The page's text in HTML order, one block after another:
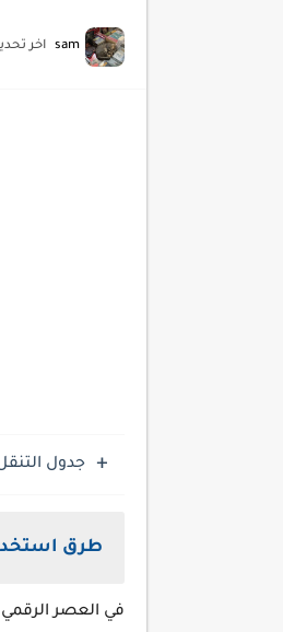
sam اخر
جدول
طرق
في العصر